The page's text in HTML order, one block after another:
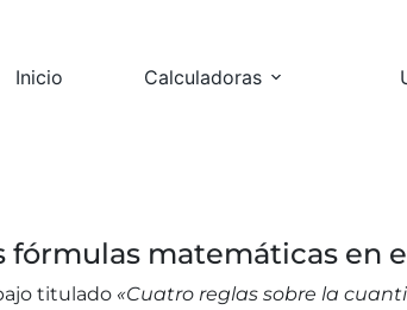
Inicio Calculadoras
fórmulas matemáticas en
titulado «Cuatro reglas sobre la